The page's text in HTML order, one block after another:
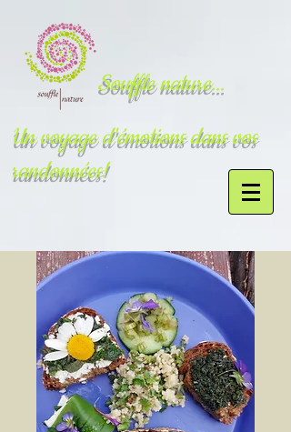
Souffle nature...
Un voyage d'émotions dans vos
randonnées!